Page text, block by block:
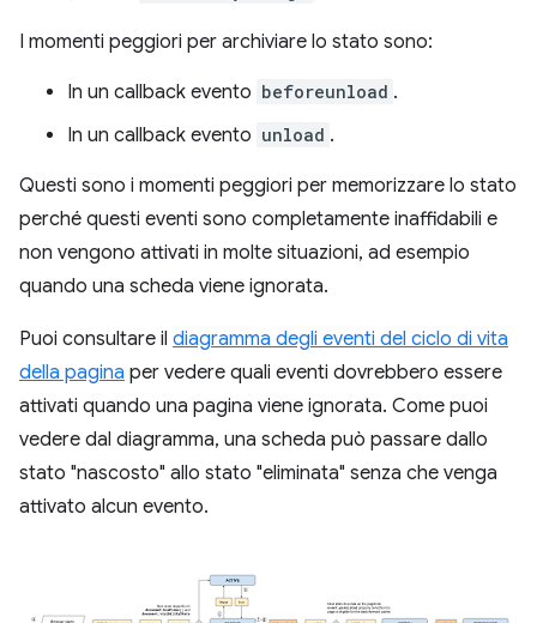
I momenti peggiori per archiviare lo stato sono:
In un callback evento beforeunload .
In un callback evento unload .
Questi sono i momenti peggiori per memorizzare lo stato
perché questi eventi sono completamente inaffidabili e
non vengono attivati in molte situazioni, ad esempio
quando una scheda viene ignorata.
Puoi consultare il diagramma degli eventi del ciclo di vita
della pagina per vedere quali eventi dovrebbero essere
attivati quando una pagina viene ignorata. Come puoi
vedere dal diagramma, una scheda può passare dallo
stato "nascosto" allo stato "eliminata" senza che venga
attivato alcun evento.